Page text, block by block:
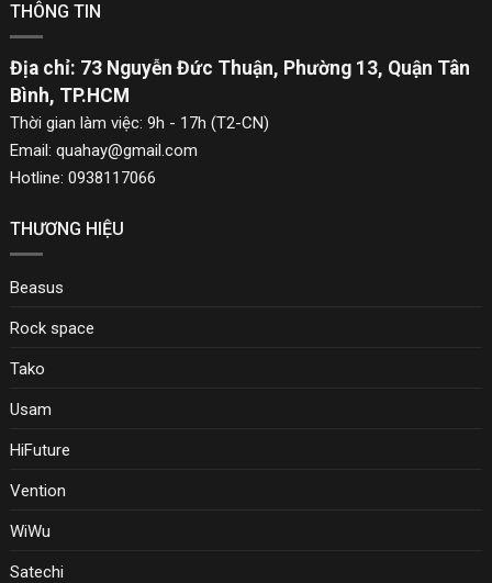
THÔNG TIN
Địa chỉ: 73 Nguyễn Đức Thuận, Phường 13, Quận Tân
Bình, TP.HCM
Thời gian làm việc: 9h - 17h (T2-CN)
Email: quahay@gmail.com
Hotline: 0938117066
THƯƠNG HIỆU
Beasus
Rock space
Tako
Usam
HiFuture
Vention
WiWu
Satechi